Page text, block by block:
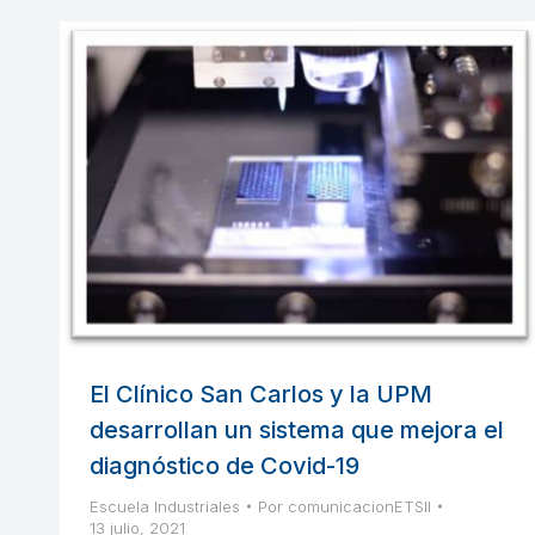
El Clínico San Carlos y la UPM
desarrollan un sistema que mejora el
diagnóstico de Covid-19
Escuela Industriales Por comunicacionETSII
13 julio, 2021